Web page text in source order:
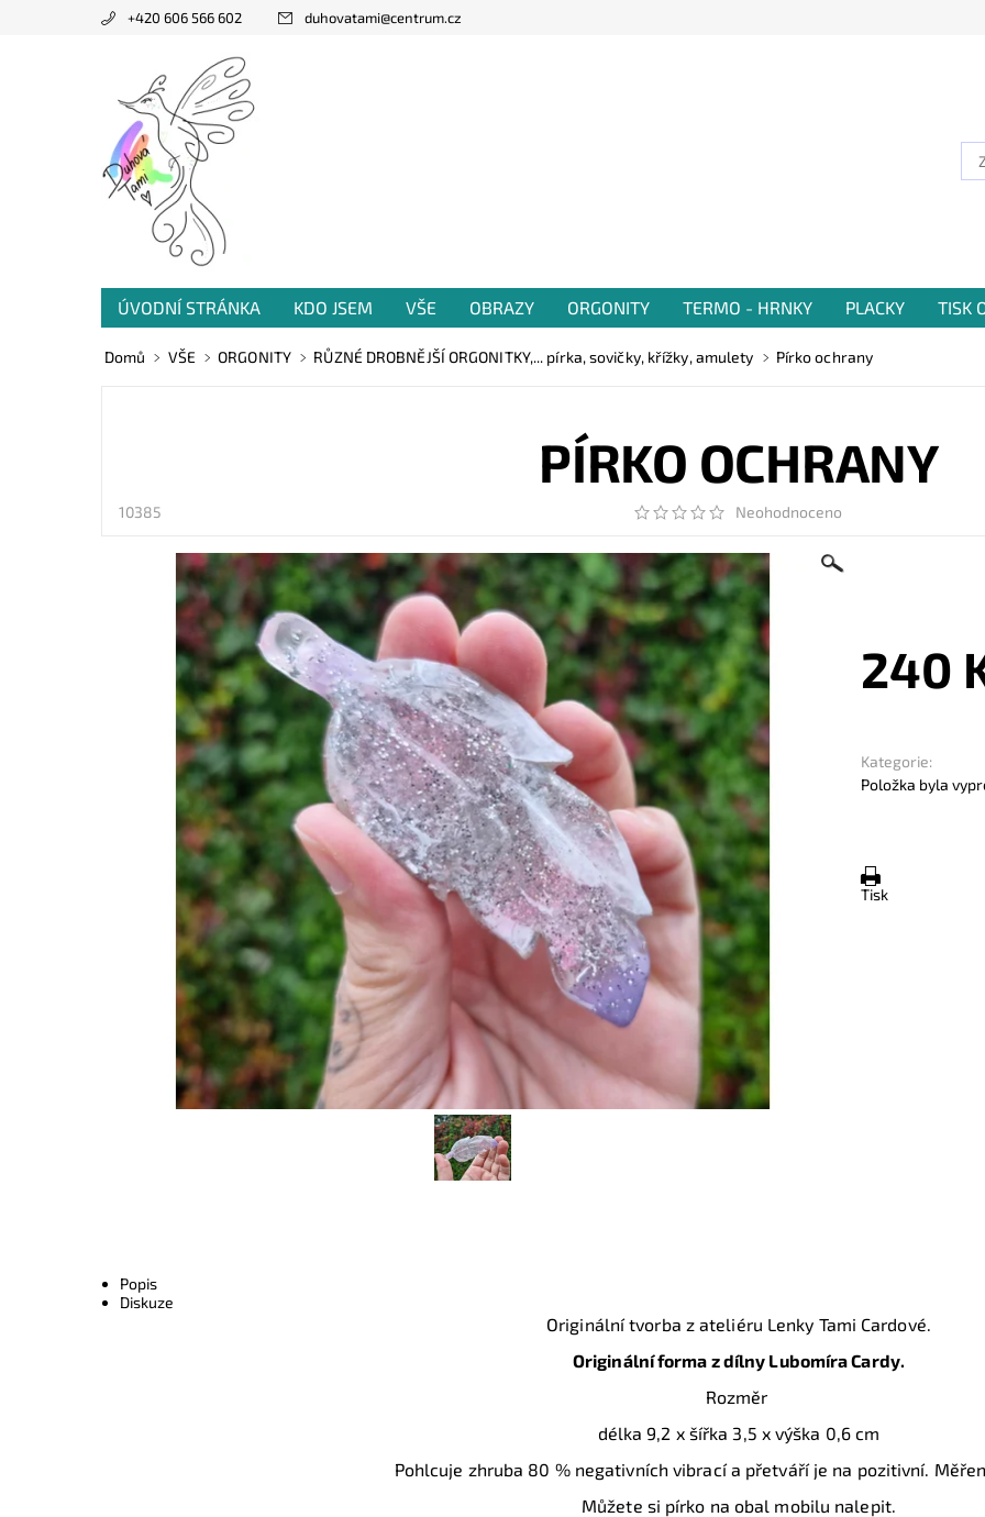
+420 606 566 602 duhovatami@centrum.cz
ÚVODNÍ STRÁNKA KDO JSEM VŠE OBRAZY ORGONITY TERMO - HRNKY PLACKY TISK
PRODANÁ TVORBA
VZKAZY OD VÁS
Domů VŠE ORGONITY RŮZNÉ DROBNĚJŠÍ ORGONITKY,... pírka, sovičky, křížky, amulety Pírko ochrany
PÍRKO OCHRANY
10385 Neohodnoceno
240
Kategorie:
Položka byla
Tisk
Popis
Diskuze
Originální tvorba z ateliéru Lenky Tami Cardové.
Originální forma z dílny Lubomíra Cardy.
Rozměr
délka 9,2 x šířka 3,5 x výška 0,6 cm
Pohlcuje zhruba 80 % negativních vibrací a přetváří je na pozitivní.
Můžete si pírko na obal mobilu nalepit.